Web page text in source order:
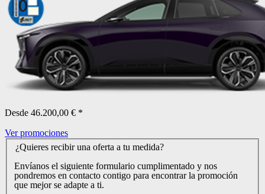
Desde 46.200,00 € *
Ver promociones
¿Quieres recibir una oferta a tu medida?
Envíanos el siguiente formulario cumplimentado y nos
pondremos en contacto contigo para encontrar la promoción
que mejor se adapte a ti.